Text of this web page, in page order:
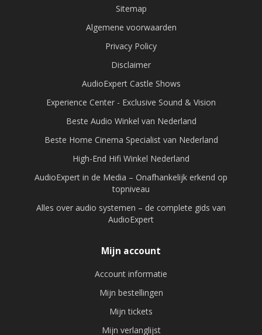
Sitemap
Algemene voorwaarden
Privacy Policy
Disclaimer
AudioExpert Castle Shows
Experience Center - Exclusive Sound & Vision
Beste Audio Winkel van Nederland
Beste Home Cinema Specialist van Nederland
High-End Hifi Winkel Nederland
AudioExpert in de Media – Onafhankelijk erkend op
topniveau
Alles over audio systemen – de complete gids van
AudioExpert
Mijn account
Account informatie
Mijn bestellingen
Mijn tickets
Mijn verlanglijst